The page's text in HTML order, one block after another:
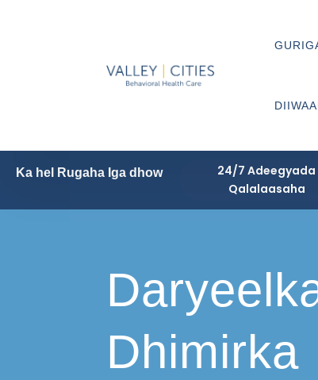
Ka hel Rugaha Iga dhow
24/7 Adeegyada
Qalalaasaha
Dhimirka